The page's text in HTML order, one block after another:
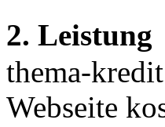
2. Leistung
thema-
Webseite